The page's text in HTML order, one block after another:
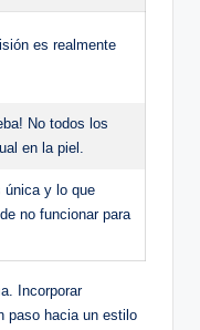
es realmente
No todos los
en la piel.
única y lo que
no funcionar para
Incorporar
paso hacia un estilo